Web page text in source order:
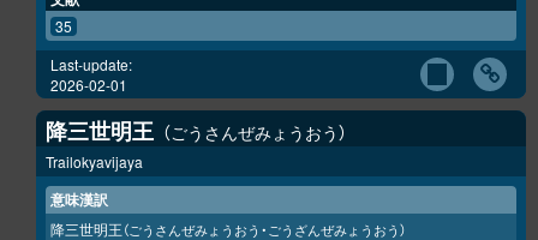
35
Last-update:
2026-02-01
降三世明王 ごうさんぜみょうおう
Trailokyavijaya
意味漢訳
降三世明王（ごうさんぜみょうおう・ごうざんぜみょうおう）